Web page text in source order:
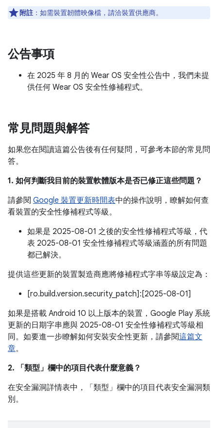
附註 ：如需裝置韌體映像檔，請洽裝置供應商。
公告事項
在 2025 年 8 月的 Wear OS 安全性公告中，我們未提
供任何 Wear OS 安全性修補程式。
常見問題與解答
如果您在閱讀這篇公告後有任何疑問，可參考本節的常見問
答。
1. 如何判斷我目前的裝置軟體版本是否已修正這些問題？
請參閱 Google 裝置更新時間表中的操作說明，瞭解如何查
看裝置的安全性修補程式等級。
如果是 2025-08-01 之後的安全性修補程式等級，代
表 2025-08-01 安全性修補程式等級涵蓋的所有問題
都已解決。
提供這些更新的裝置製造商應將修補程式字串等級設定為：
[ro.build.version.security_patch]:[2025-08-01]
如果是搭載 Android 10 以上版本的裝置，Google Play 系統
更新的日期字串應與 2025-08-01 安全性修補程式等級相
同。如要進一步瞭解如何安裝安全性更新，請參閱這篇文
章。
2. 「類型」 欄中的項目代表什麼意義？
在安全漏洞詳情表中，「類型」 欄中的項目代表安全漏洞類
別。